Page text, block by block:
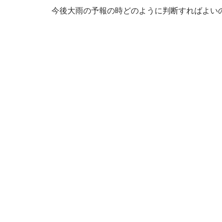
今後大雨の予報の時どのように判断すればよい